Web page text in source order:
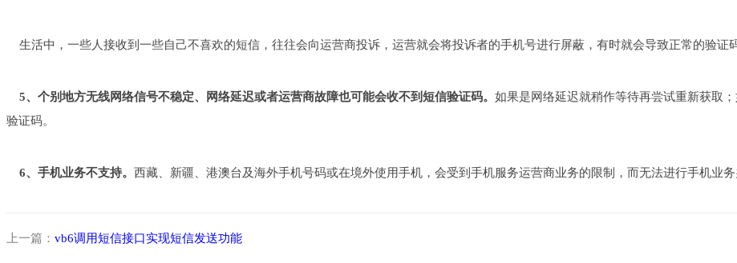
生活中，一些人接收到一些自己不喜欢的短信，往往会向运营商投诉，运营就会将投诉者的手机号进行屏蔽，有时就会导致正常的验证
5、个别地方无线网络信号不稳定、网络延迟或者运营商故障也可能会收不到短信验证码。 如果是网络延迟就稍作等待再尝试重新获取
验证码。
6、手机业务不支持。 西藏、新疆、港澳台及海外手机号码或在境外使用手机，会受到手机服务运营商业务的限制，而无法进行手机业
上一篇： vb6调用短信接口实现短信发送功能